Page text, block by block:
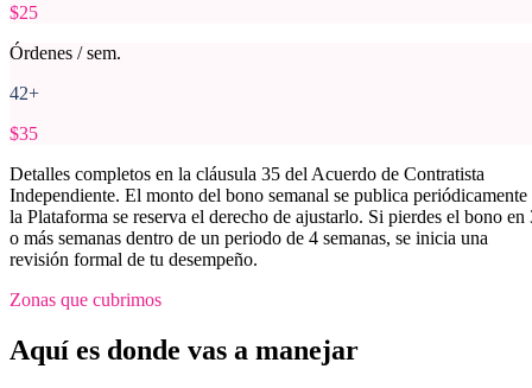
$25
Órdenes / sem.
42+
$35
Detalles completos en la cláusula 35 del Acuerdo de Contratista
Independiente. El monto del bono semanal se publica periódicamente
la Plataforma se reserva el derecho de ajustarlo. Si pierdes el bono en
o más semanas dentro de un periodo de 4 semanas, se inicia una
revisión formal de tu desempeño.
Zonas que cubrimos
Aquí es donde vas a manejar